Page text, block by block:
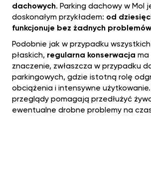
dachowych. Parking dachowy w Mol
doskonałym przykładem: od
funkcjonuje bez żadnych problemów
Podobnie jak w przypadku
płaskich, regularna konserwacja ma
znaczenie, zwłaszcza w przypadku
parkingowych, gdzie istotną rolę
obciążenia i intensywne
przeglądy pomagają przedłużyć
ewentualne drobne problemy na